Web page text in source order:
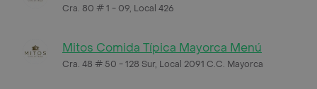
Cra. 80 # 1 - 09, Local 426
Mitos Comida Típica Mayorca Menú
Cra. 48 # 50 - 128 Sur, Local 2091 C.C. Mayorca